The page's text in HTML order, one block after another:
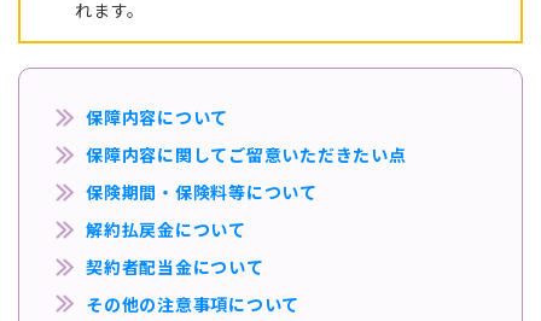
れます。
保障内容について
保障内容に関してご留意いただきたい点
保険期間・保険料等について
解約払戻金について
契約者配当金について
その他の注意事項について